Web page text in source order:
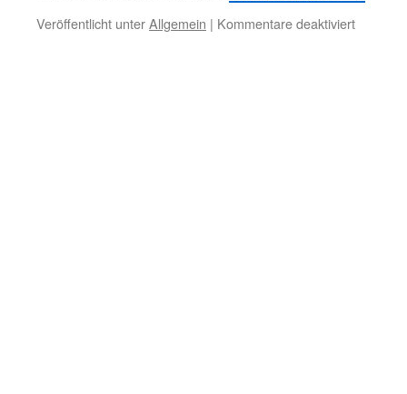
Veröffentlicht unterAllgemein | Kommentare deaktiviertfür